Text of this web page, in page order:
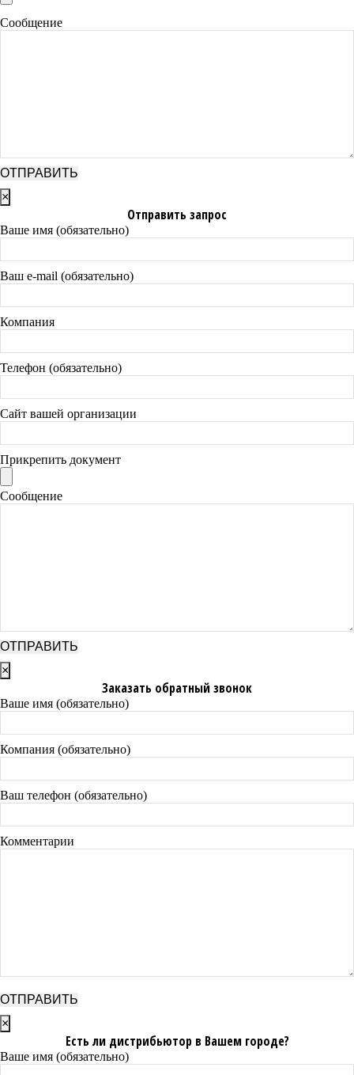
Сообщение
×
Отправить запрос
Ваше имя (обязательно)
Ваш e-mail (обязательно)
Компания
Телефон (обязательно)
Сайт вашей организации
Прикрепить документ
Сообщение
×
Заказать обратный звонок
Ваше имя (обязательно)
Компания (обязательно)
Ваш телефон (обязательно)
Комментарии
×
Есть ли дистрибьютор в Вашем городе?
Ваше имя (обязательно)